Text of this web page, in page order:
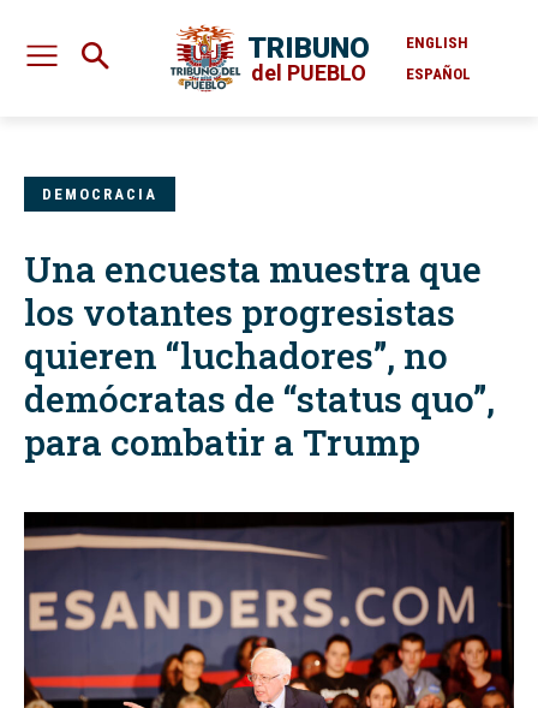
TRIBUNO
del PUEBLO
ENGLISH
ESPAÑOL
DEMOCRACIA
Una encuesta muestra que
los votantes progresistas
quieren “luchadores”, no
demócratas de “status quo”,
para combatir a Trump